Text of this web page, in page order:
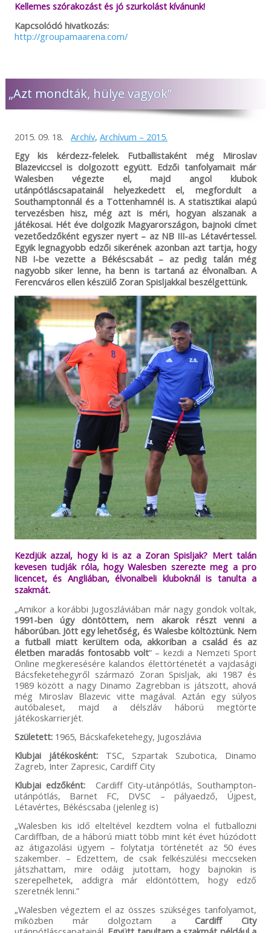
Kellemes szórakozást és jó szurkolást kívánunk!
Kapcsolódó hivatkozás:
http://groupamaarena.com/
„Azt mondták, hülye vagyok”
2015. 09. 18. Archív, Archívum – 2015.
Egy kis kérdezz-felelek. Futballistaként még Miroslav
Blazeviccsel is dolgozott együtt. Edzői tanfolyamait már
Walesben végezte el, majd angol klubok
utánpótláscsapatainál helyezkedett el, megfordult a
Southamptonnál és a Tottenhamnél is. A statisztikai alapú
tervezésben hisz, még azt is méri, hogyan alszanak a
játékosai. Hét éve dolgozik Magyarországon, bajnoki címet
vezetőedzőként egyszer nyert – az NB III-as Létavértessel.
Egyik legnagyobb edzői sikerének azonban azt tartja, hogy
NB I-be vezette a Békéscsabát – az pedig talán még
nagyobb siker lenne, ha benn is tartaná az élvonalban. A
Ferencváros ellen készülő Zoran Spisljakkal beszélgettünk.
Kezdjük azzal, hogy ki is az a Zoran Spisljak? Mert talán
kevesen tudják róla, hogy Walesben szerezte meg a pro
licencet, és Angliában, élvonalbeli kluboknál is tanulta a
szakmát.
„Amikor a korábbi Jugoszláviában már nagy gondok voltak,
1991-ben úgy döntöttem, nem akarok részt venni a
háborúban. Jött egy lehetőség, és Walesbe költöztünk. Nem
a futball miatt kerültem oda, akkoriban a család és az
életben maradás fontosabb volt” – kezdi a Nemzeti Sport
Online megkeresésére kalandos élettörténetét a vajdasági
Bácsfeketehegyről származó Zoran Spisljak, aki 1987 és
1989 között a nagy Dinamo Zagrebban is játszott, ahová
még Miroslav Blazevic vitte magával. Aztán egy súlyos
autóbaleset, majd a délszláv háború megtörte
játékoskarrierjét.
Született: 1965, Bácskafeketehegy, Jugoszlávia
Klubjai játékosként: TSC, Szpartak Szubotica, Dinamo
Zagreb, Inter Zapresic, Cardiff City
Klubjai edzőként: Cardiff City-utánpótlás, Southampton-
utánpótlás, Barnet FC, DVSC – pályaedző, Újpest,
Létavértes, Békéscsaba (jelenleg is)
„Walesben kis idő elteltével kezdtem volna el futballozni
Cardiffban, de a háború miatt több mint két évet húzódott
az átigazolási ügyem – folytatja történetét az 50 éves
szakember. – Edzettem, de csak felkészülési meccseken
játszhattam, mire odáig jutottam, hogy bajnokin is
szerepelhetek, addigra már eldöntöttem, hogy edző
szeretnék lenni.”
„Walesben végeztem el az összes szükséges tanfolyamot,
miközben már dolgoztam aCardiff City